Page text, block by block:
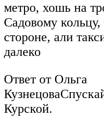
метро, хошь на
Садовому
стороне, али
далеко
Ответ от Ольга
Курской.